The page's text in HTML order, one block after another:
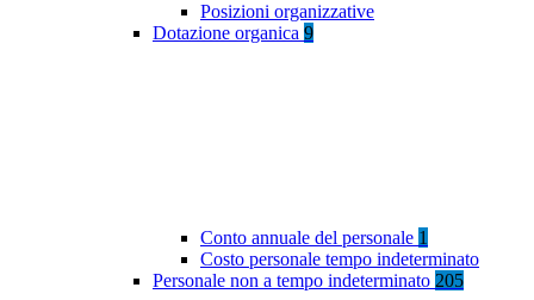
Posizioni organizzative
Dotazione organica 9
Conto annuale del personale 1
Costo personale tempo indeterminato
Personale non a tempo indeterminato 205